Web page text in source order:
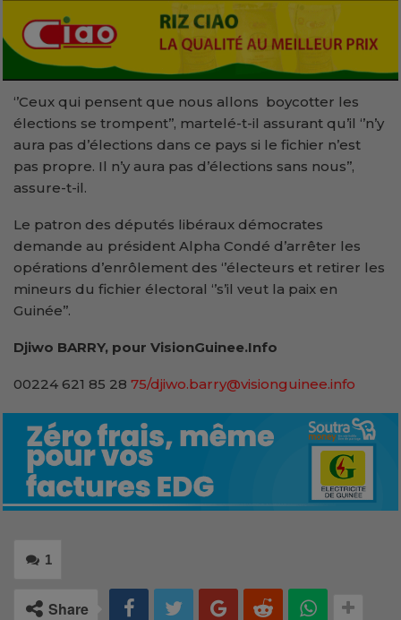
‘’Ceux qui pensent que nous allons boycotter les
élections se trompent’’, martelé-t-il assurant qu’il ‘’n’y
aura pas d’élections dans ce pays si le fichier n’est
pas propre. Il n’y aura pas d’élections sans nous’’,
assure-t-il.
Le patron des députés libéraux démocrates
demande au président Alpha Condé d’arrêter les
opérations d’enrôlement des ‘’électeurs et retirer les
mineurs du fichier électoral ‘’s’il veut la paix en
Guinée’’.
Djiwo BARRY, pour VisionGuinee.Info
00224 621 85 28 75/djiwo.barry@visionguinee.info
1
Share